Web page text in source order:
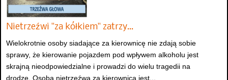
Nietrzeźwi "za kółkiem" zatrzy…
Wielokrotnie osoby siadające za kierownicę nie zdają sobie
sprawy, że kierowanie pojazdem pod wpływem alkoholu jest
skrajną nieodpowiedzialne i prowadzi do wielu tragedii na
drodze. Osoba nietrzeźwa za kierownicą jest...